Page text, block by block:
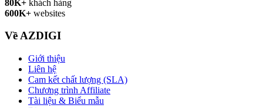
80K+ khách hàng
600K+ websites
Về AZDIGI
Giới thiệu
Liên hệ
Cam kết chất lượng (SLA)
Chương trình Affiliate
Tài liệu & Biểu mẫu